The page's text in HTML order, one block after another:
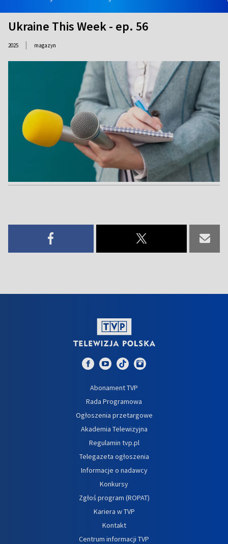
Ukraine This Week - ep. 56
2025 | magazyn
Abonament TVP
Rada Programowa
Ogłoszenia przetargowe
Akademia Telewizyjna
Regulamin tvp.pl
Telegazeta ogłoszenia
Informacje o nadawcy
Konkursy
Zgłoś program (ROPAT)
Kariera w TVP
Kontakt
Centrum informacji TVP